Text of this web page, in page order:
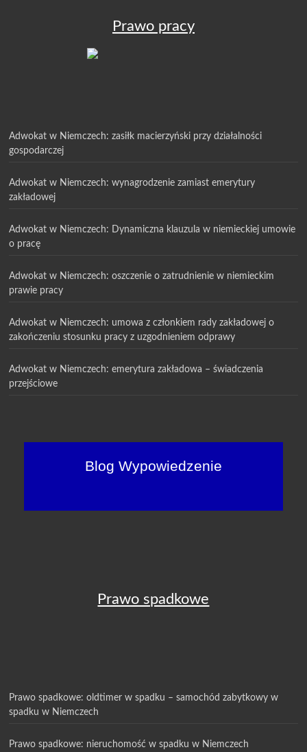
Prawo pracy
Adwokat w Niemczech: zasiłk macierzyński przy działalności
gospodarczej
Adwokat w Niemczech: wynagrodzenie zamiast emerytury
zakładowej
Adwokat w Niemczech: Dynamiczna klauzula w niemieckiej umowie
o pracę
Adwokat w Niemczech: oszczenie o zatrudnienie w niemieckim
prawie pracy
Adwokat w Niemczech: umowa z członkiem rady zakładowej o
zakończeniu stosunku pracy z uzgodnieniem odprawy
Adwokat w Niemczech: emerytura zakładowa – świadczenia
przejściowe
Blog Wypowiedzenie
Prawo spadkowe
Prawo spadkowe: oldtimer w spadku – samochód zabytkowy w
spadku w Niemczech
Prawo spadkowe: nieruchomość w spadku w Niemczech